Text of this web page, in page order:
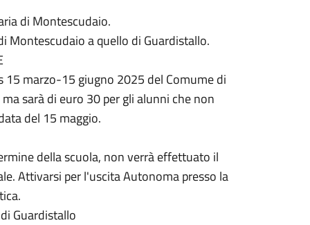
di Montescudaio.
Montescudaio a quello di Guardistallo.
marzo-15 giugno 2025 del Comume di
sarà di euro 30 per gli alunni che non
del 15 maggio.
della scuola, non verrà effettuato il
Attivarsi per l'uscita Autonoma presso la
Guardistallo